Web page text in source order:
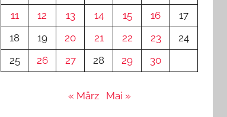
11
12 13 14 15 16
17
18
19 20 21 22 23
24
25
26 27 28 29 30
« März Mai »